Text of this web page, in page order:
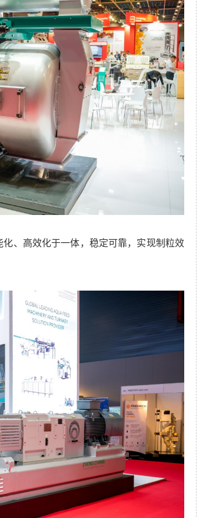
、高效化于一体，稳定可靠，实现制粒效